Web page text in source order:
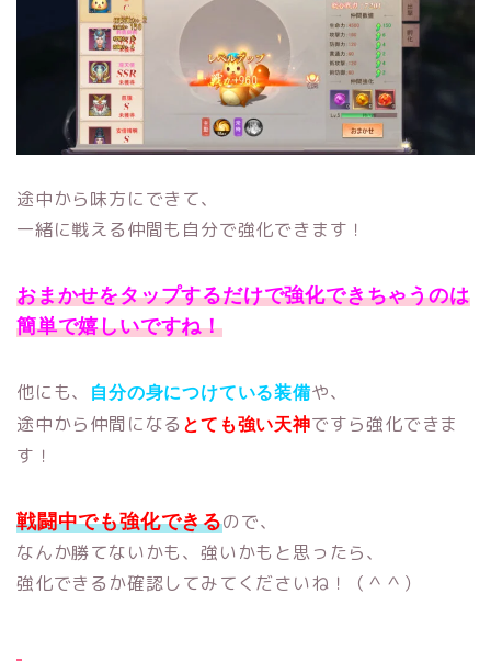
途中から味方にできて、
一緒に戦える仲間も自分で強化できます！
おまかせをタップするだけで強化できちゃうのは
簡単で嬉しいですね！
他にも、 自分の身につけている装備や、
途中から仲間になる とても強い天神ですら強化できま
す！
戦闘中でも強化できるので、
なんか勝てないかも、強いかもと思ったら、
強化できるか確認してみてくださいね！（＾＾）